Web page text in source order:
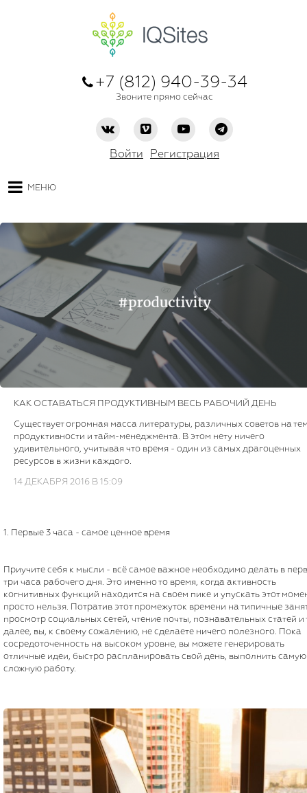
+7 (812) 940-39-34
Звоните прямо сейчас
Войти Регистрация
МЕНЮ
КАК ОСТАВАТЬСЯ ПРОДУКТИВНЫМ ВЕСЬ РАБОЧИЙ ДЕНЬ
Существует огромная масса литературы, различных советов на
продуктивности и тайм-менеджмента. В этом нету ничего
удивительного, учитывая что время - один из самых драгоценных
ресурсов в жизни каждого.
14 ДЕКАБРЯ 2016 В 15:09
1. Первые 3 часа - самое ценное время
Приучите себя к мысли - всё самое важное необходимо делать в
три часа рабочего дня. Это именно то время, когда активность
когнитивных функций находится на своем пике и упускать этот
просто нельзя. Потратив этот промежуток времени на типичные
просмотр социальных сетей, чтение почты, познавательных статей и
далее, вы, к своему сожалению, не сделаете ничего полезного. Пока
сосредоточенность на высоком уровне, вы можете генерировать
отличные идеи, быстро распланировать свой день, выполнить самую
сложную работу.